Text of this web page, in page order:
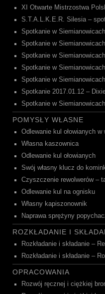
XI Otwarte Mistrzostwa
S.T.A.L.K.E.R. Silesia –
Spotkanie w
Spotkanie w
Spotkanie w
Spotkanie w
Spotkanie w
Spotkanie 2017.01.12 –
Spotkanie w
POMYSŁY WŁASNE
Odlewanie kul ołowianych
Własna kaszownica
Odlewanie kul ołowianych
Swój własny klucz do
Czyszczenie rewolwerów –
Odlewanie kul na ognisku
Własny kapiszonownik
Naprawa sprężyny
ROZKŁADANIE I
Rozkładanie i składanie –
Rozkładanie i składanie –
OPRACOWANIA
Rozwój ręcznej i ciężkiej